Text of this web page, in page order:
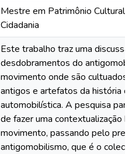
Mestre em Patrimônio Cultural,
Cidadania
Este trabalho traz uma
desdobramentos do
movimento onde são cultuados
antigos e artefatos da história
automobilística. A pesquisa
de fazer uma contextualização
movimento, passando pelo
antigomobilismo, que é o